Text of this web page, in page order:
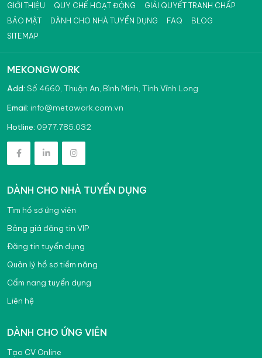
GIỚI THIỆU QUY CHẾ HOẠT ĐỘNG
GIẢI QUYẾT TRANH CHẤP
BẢO MẬT
DÀNH CHO NHÀ TUYỂN DỤNG FAQ
BLOG
SITEMAP
MEKONGWORK
Add: Số 4660, Thuận An, Bình Minh, Tỉnh Vĩnh Long
Email: info@metawork.com.vn
Hotline: 0977.785.032
DÀNH CHO NHÀ TUYỂN DỤNG
Tìm hồ sơ ứng viên
Bảng giá đăng tin VIP
Đăng tin tuyển dụng
Quản lý hồ sơ tiềm năng
Cẩm nang tuyển dụng
Liên hệ
DÀNH CHO ỨNG VIÊN
Tạo CV Online